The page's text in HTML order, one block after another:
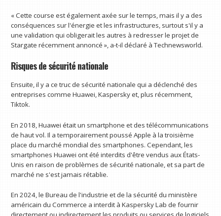
« Cette course est également axée sur le temps, mais il y a des
conséquences sur l'énergie et les infrastructures, surtout s'il y a
une validation qui obligerait les autres à redresser le projet de
Stargate récemment annoncé », a-t-il déclaré à Technewsworld.
Risques de sécurité nationale
Ensuite, il y a ce truc de sécurité nationale qui a déclenché des
entreprises comme Huawei, Kaspersky et, plus récemment,
Tiktok.
En 2018, Huawei était un smartphone et des télécommunications
de haut vol. Il a temporairement poussé Apple à la troisième
place du marché mondial des smartphones. Cependant, les
smartphones Huawei ont été interdits d'être vendus aux États-
Unis en raison de problèmes de sécurité nationale, et sa part de
marché ne s'est jamais rétablie.
En 2024, le Bureau de l'industrie et de la sécurité du ministère
américain du Commerce a interdit à Kaspersky Lab de fournir